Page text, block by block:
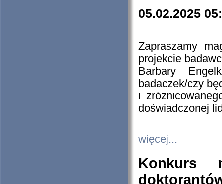
05.02.2025
Zapraszamy
projekcie
Barbary
badaczek/czy
i
doświadczonej
więcej...
Konkurs